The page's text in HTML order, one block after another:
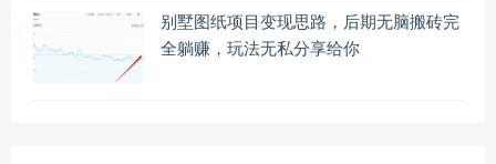
别墅图纸项目变现思路，后期无脑搬砖完
全躺赚，玩法无私分享给你